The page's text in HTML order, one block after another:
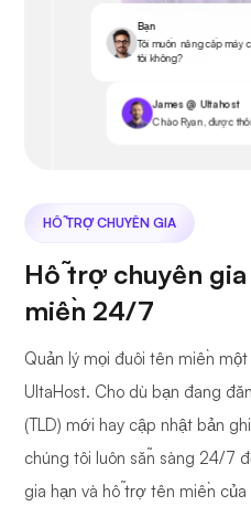
Bạn
Tôi muốn nâng cấp máy
tôi không?
James @ Ultahost
Chào Ryan, được
HỖ TRỢ CHUYÊN GIA
Hỗ trợ chuyên
miền 24/7
Quản lý mọi đuôi tên miền
UltaHost. Cho dù bạn đang
(TLD) mới hay cập nhật bản
chúng tôi luôn sẵn sàng 24/7
gia hạn và hỗ trợ tên miền